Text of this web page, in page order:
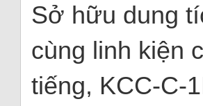
Sở hữu dung
cùng linh kiện
tiếng, KCC-C-